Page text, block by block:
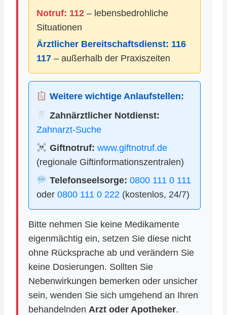
Notruf: 112 – lebensbedrohliche
Situationen
Ärztlicher Bereitschaftsdienst: 116
117 – außerhalb der Praxiszeiten
Weitere wichtige Anlaufstellen:
Zahnärztlicher Notdienst:
Zahnarzt-Suche
Giftnotruf: www.giftnotruf.de
(regionale Giftinformationszentralen)
Telefonseelsorge: 0800 111 0 111
oder 0800 111 0 222 (kostenlos, 24/7)
Bitte nehmen Sie keine Medikamente
eigenmächtig ein, setzen Sie diese nicht
ohne Rücksprache ab und verändern Sie
keine Dosierungen. Sollten Sie
Nebenwirkungen bemerken oder unsicher
sein, wenden Sie sich umgehend an Ihren
behandelnden Arzt oder Apotheker.